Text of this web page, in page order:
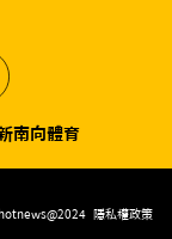
南向體育
隱私權政策